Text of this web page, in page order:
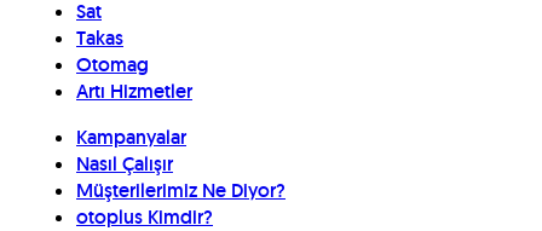
Sat
Takas
Otomag
Artı Hizmetler
Kampanyalar
Nasıl Çalışır
Müşterilerimiz Ne Diyor?
otoplus Kimdir?